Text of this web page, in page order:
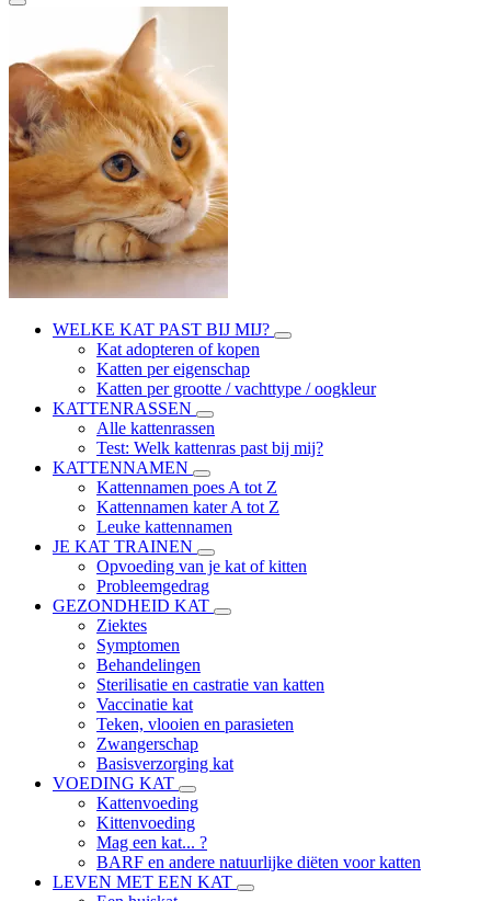
WELKE KAT PAST BIJ MIJ?
Kat adopteren of kopen
Katten per eigenschap
Katten per grootte / vachttype / oogkleur
KATTENRASSEN
Alle kattenrassen
Test: Welk kattenras past bij mij?
KATTENNAMEN
Kattennamen poes A tot Z
Kattennamen kater A tot Z
Leuke kattennamen
JE KAT TRAINEN
Opvoeding van je kat of kitten
Probleemgedrag
GEZONDHEID KAT
Ziektes
Symptomen
Behandelingen
Sterilisatie en castratie van katten
Vaccinatie kat
Teken, vlooien en parasieten
Zwangerschap
Basisverzorging kat
VOEDING KAT
Kattenvoeding
Kittenvoeding
Mag een kat... ?
BARF en andere natuurlijke diëten voor katten
LEVEN MET EEN KAT